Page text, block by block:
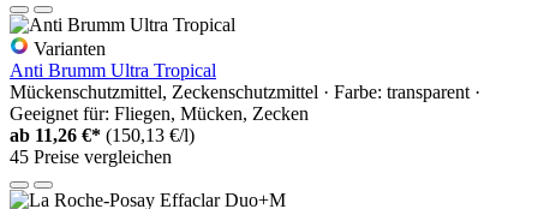
Varianten
Anti Brumm Ultra Tropical
Mückenschutzmittel, Zeckenschutzmittel · Farbe: transparent ·
Geeignet für: Fliegen, Mücken, Zecken
ab 11,26 €* (150,13 €/l)
45 Preise vergleichen